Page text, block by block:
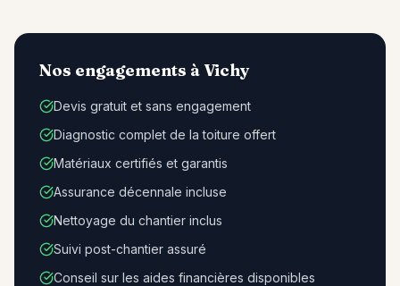
Nos engagements àVichy
Devis gratuit et sans engagement
Diagnostic complet de la toiture offert
Matériaux certifiés et garantis
Assurance décennale incluse
Nettoyage du chantier inclus
Suivi post-chantier assuré
Conseil sur les aides financières disponibles